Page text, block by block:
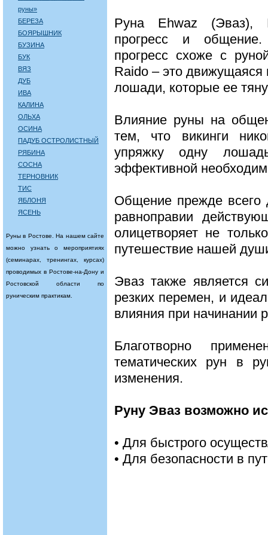
руны»
БЕРЕЗА
БОЯРЫШНИК
БУЗИНА
БУК
ВЯЗ
ДУБ
ИВА
КАЛИНА
ОЛЬХА
ОСИНА
ПАДУБ ОСТРОЛИСТНЫЙ
РЯБИНА
СОСНА
ТЕРНОВНИК
ТИС
ЯБЛОНЯ
ЯСЕНЬ
Руны в Ростове. На нашем сайте
можно узнать о мероприятиях
(семинарах, тренингах, курсах)
проводимых в Ростове-на-Дону и
Ростовской области по
руническим практикам.
Руна Ehwaz (Эваз),
прогресс и
прогресс схоже с
Raido – это движущаяся
лошади, которые ее
Влияние руны на
тем, что викинги
упряжку одну
эффективной
Общение прежде всего
равноправии
олицетворяет не
путешествие нашей
Эваз также является
резких перемен, и
влияния при начинании
Благотворно
тематических рун в
изменения.
Руну Эваз возможно
• Для быстрого
• Для безопасности в